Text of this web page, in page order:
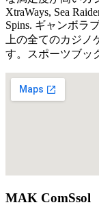
XtraWays, Sea
Spins. ギャンボラ
上の全てのカジ
す。スポーツブッ
MAK ComSsol